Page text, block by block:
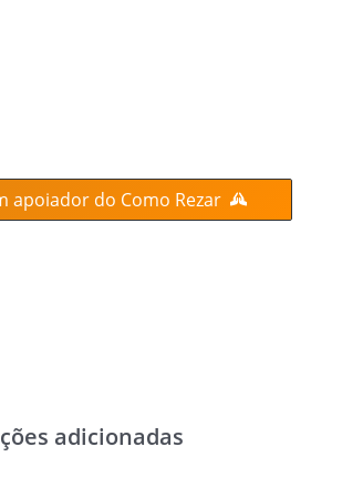
apoiador do Como Rezar
adicionadas